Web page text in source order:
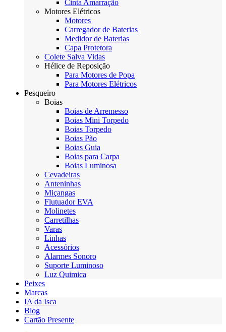
Cinta Amarração
Motores Elétricos
Motores
Carregador de Baterias
Medidor de Baterias
Capa Protetora
Colete Salva Vidas
Hélice de Reposição
Para Motores de Popa
Para Motores Elétricos
Pesqueiro
Boias
Boias de Arremesso
Boias Mini Torpedo
Boias Torpedo
Boias Pão
Boias Guia
Boias para Carpa
Boias Luminosa
Cevadeiras
Anteninhas
Miçangas
Flutuador EVA
Molinetes
Carretilhas
Varas
Linhas
Acessórios
Alarmes Sonoro
Suporte Luminoso
Luz Quimica
Peixes
Marcas
IA da Isca
Blog
Cartão Presente